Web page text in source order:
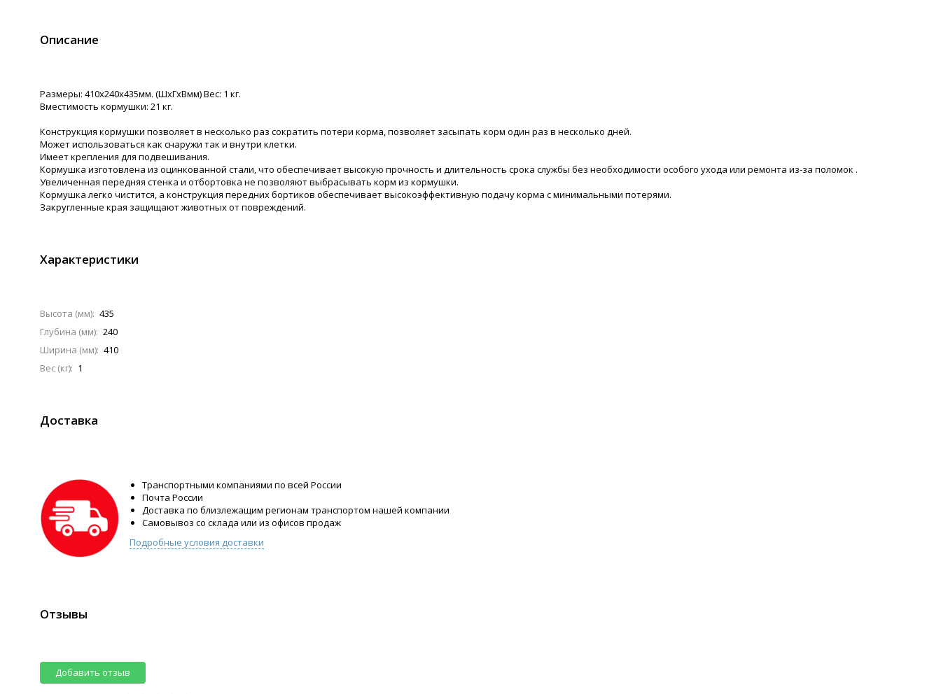
Описание
Размеры: 410х240х435мм. (ШхГхВмм) Вес: 1 кг.
Вместимость кормушки: 21 кг.
Конструкция кормушки позволяет в несколько раз сократить потери корма, позволяет засыпать корм один раз в несколько дней.
Может использоваться как снаружи так и внутри клетки.
Имеет крепления для подвешивания.
Кормушка изготовлена из оцинкованной стали, что обеспечивает высокую прочность и длительность срока службы без необходимости особого ухода или ремонта из-за поломок .
Увеличенная передняя стенка и отбортовка не позволяют выбрасывать корм из кормушки.
Кормушка легко чистится, а конструкция передних бортиков обеспечивает высокоэффективную подачу корма с минимальными потерями.
Закругленные края защищают животных от повреждений.
Характеристики
Высота (мм): 435
Глубина (мм): 240
Ширина (мм): 410
Вес (кг): 1
Доставка
Транспортными компаниями по всей России
Почта России
Доставка по близлежащим регионам транспортом нашей компании
Самовывоз со склада или из офисов продаж
Подробные условия доставки
Отзывы
Добавить отзыв